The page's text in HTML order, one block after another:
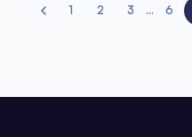
1 2 3 ... 6